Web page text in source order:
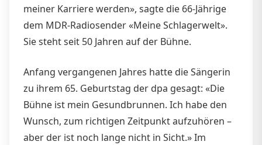
meiner Karriere werden», sagte die 66-Jährige
dem MDR-Radiosender «Meine Schlagerwelt».
Sie steht seit 50 Jahren auf der Bühne.
Anfang vergangenen Jahres hatte die Sängerin
zu ihrem 65. Geburtstag der dpa gesagt: «Die
Bühne ist mein Gesundbrunnen. Ich habe den
Wunsch, zum richtigen Zeitpunkt aufzuhören –
aber der ist noch lange nicht in Sicht.» Im